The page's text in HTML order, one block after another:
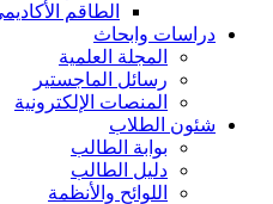
الطاقم
دراسات وابحاث
المجلة العلمية
رسائل الماجستير
المنصات الإلكترونية
شئون الطلاب
بوابة الطالب
دليل الطالب
اللوائح والأنظمة